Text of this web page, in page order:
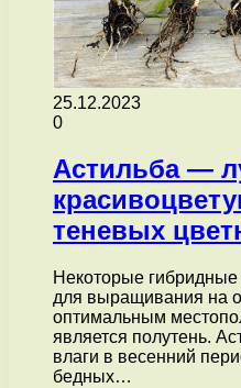
25.12.2023
0
Астильба —
теневых
Некоторые гибридные
для выращивания на
оптимальным
является полутень.
влаги в весенний
бедных…